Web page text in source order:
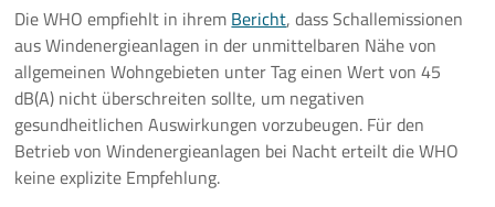
Aktuelles
Meldungen
Pressemeldungen
Branchenmeldungen
Die WHO empfiehlt in ihrem Bericht, dass Schallemissionen
aus Windenergieanlagen in der unmittelbaren Nähe von
allgemeinen Wohngebieten unter Tag einen Wert von 45
dB(A) nicht überschreiten sollte, um negativen
gesundheitlichen Auswirkungen vorzubeugen. Für den
Betrieb von Windenergieanlagen bei Nacht erteilt die WHO
keine explizite Empfehlung.